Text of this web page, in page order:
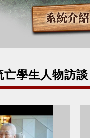
系統介紹
亡學生人物訪談